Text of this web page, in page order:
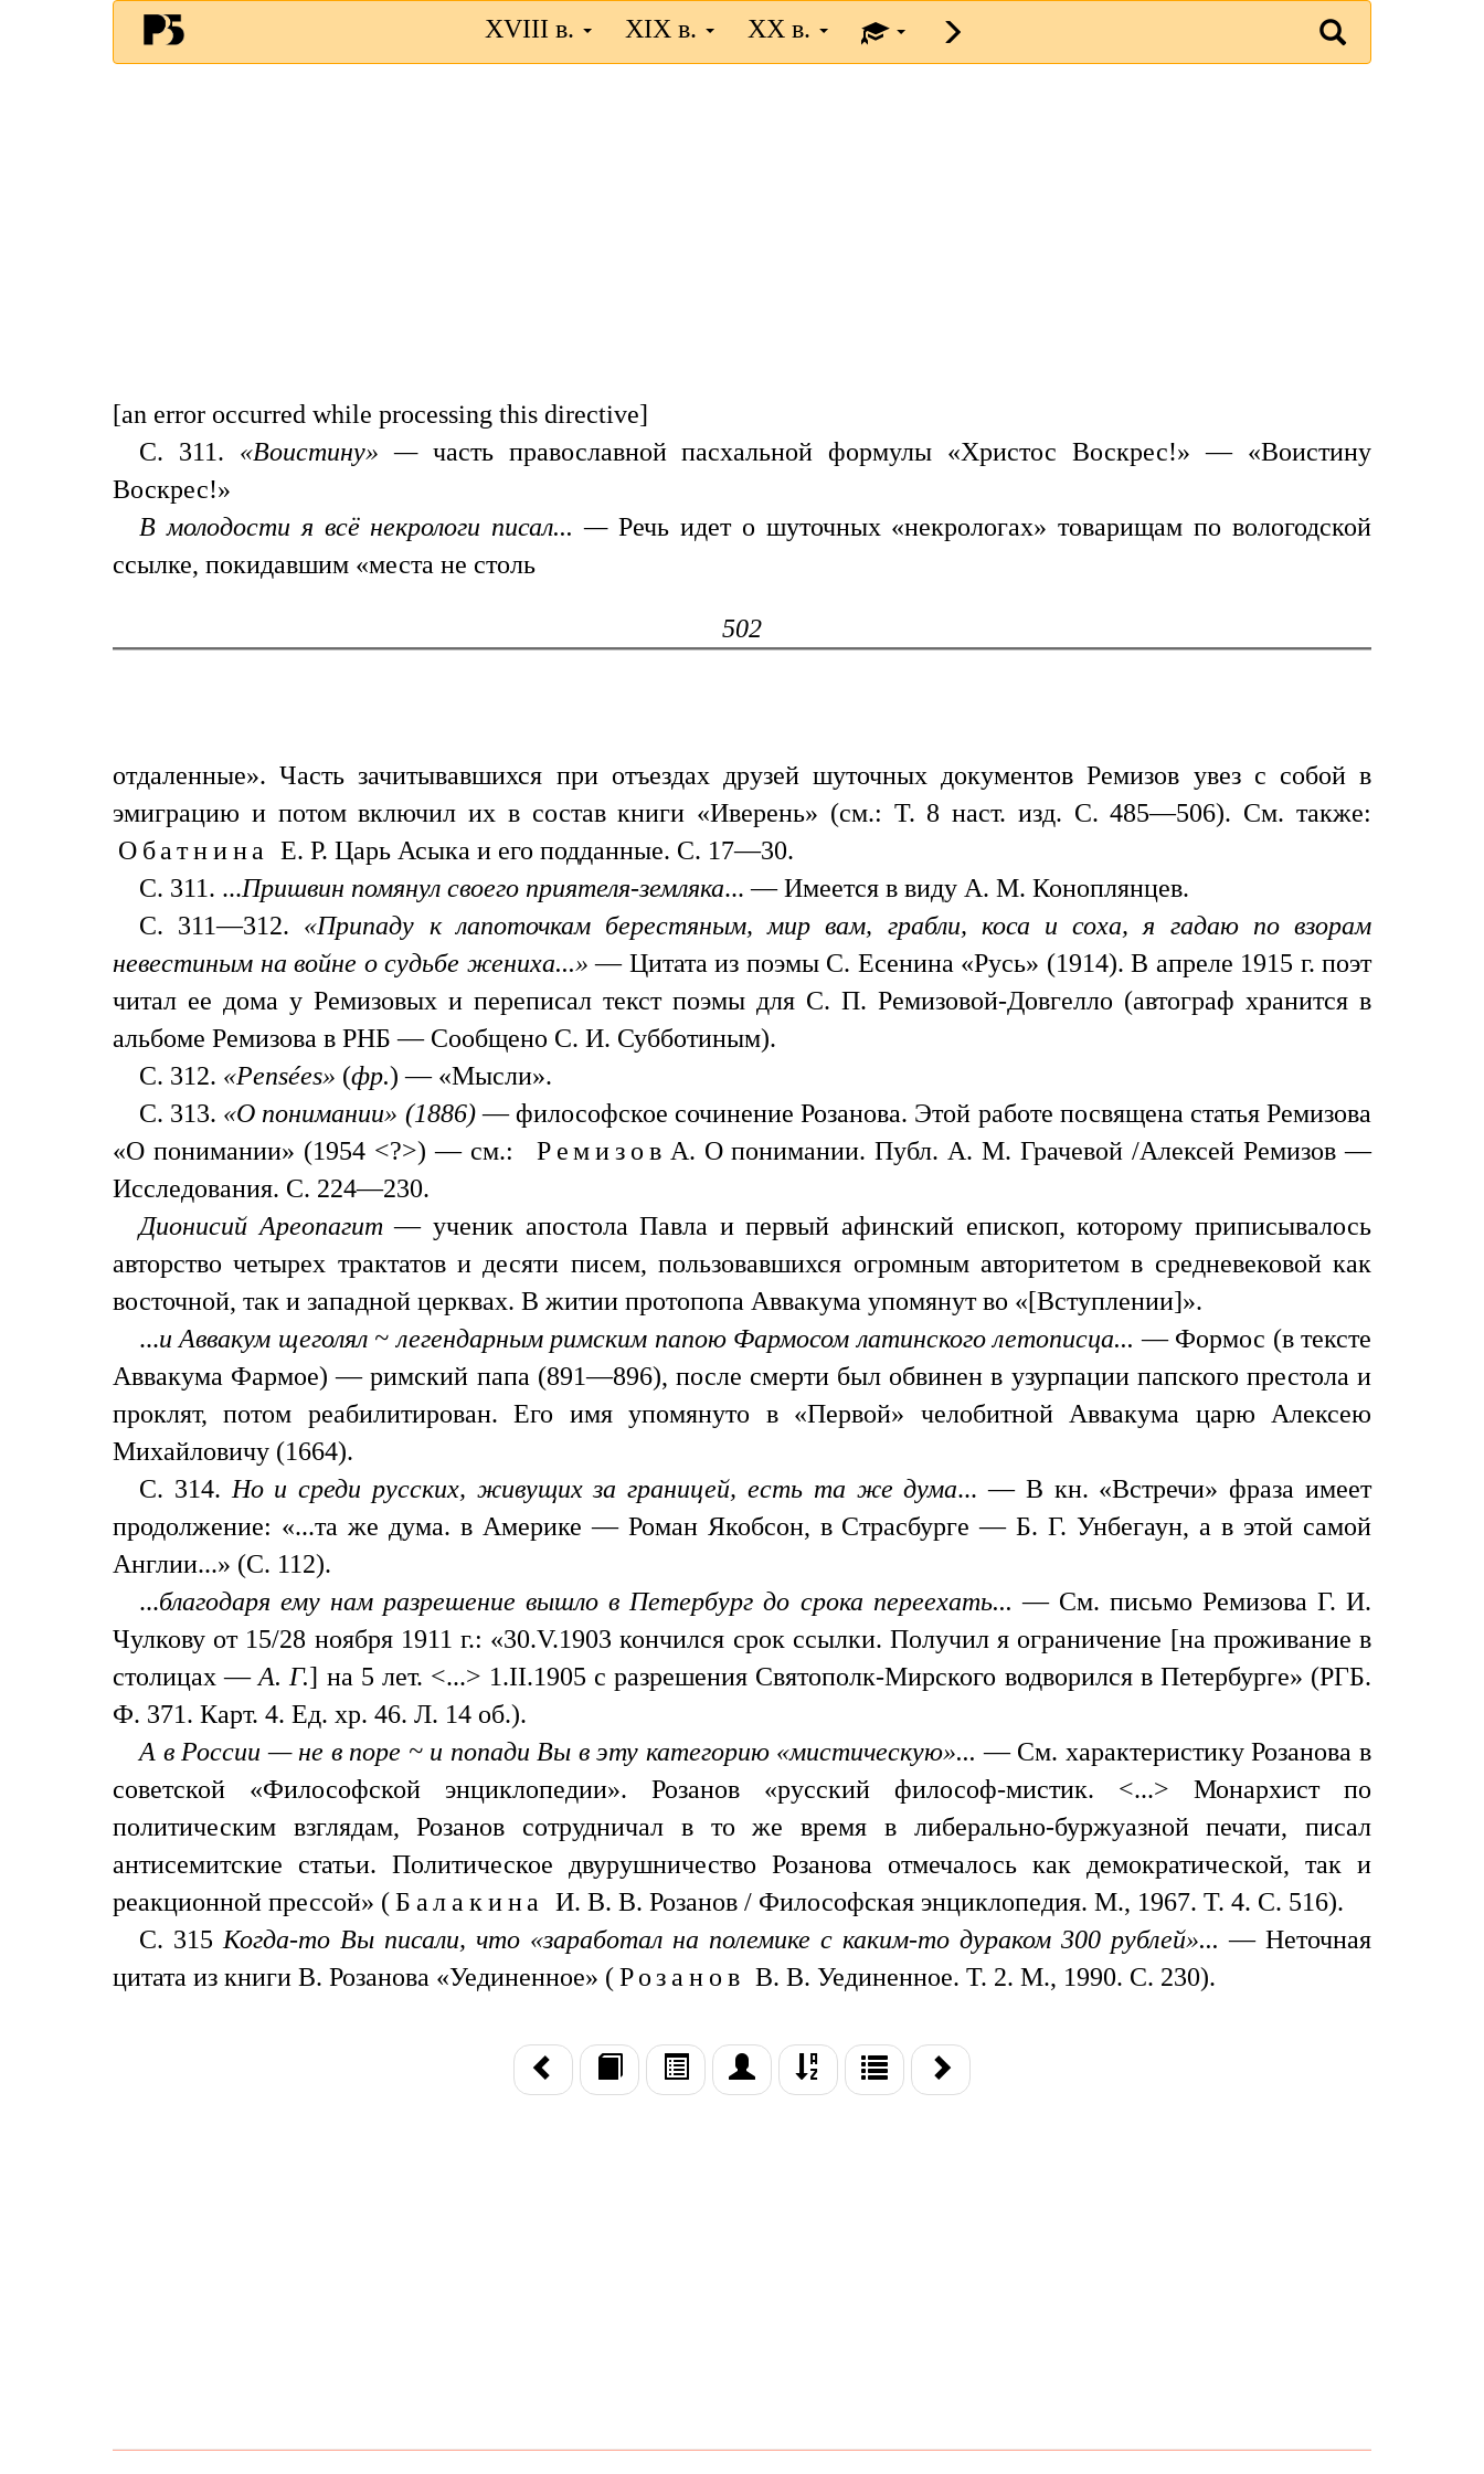
XVIII в. XIX в. XX в.
[an error occurred while processing this directive]
С. 311. «Воистину» — часть православной пасхальной формулы «Христос Воскрес!» — «Воистину
Воскрес!»
В молодости я всё некрологи писал... — Речь идет о шуточных «некрологах» товарищам по вологодской
ссылке, покидавшим «места не столь
502
отдаленные». Часть зачитывавшихся при отъездах друзей шуточных документов Ремизов увез с собой в
эмиграцию и потом включил их в состав книги «Иверень» (см.: Т. 8 наст. изд. С. 485—506). См. также:
ОбатнинаЕ. Р. Царь Асыка и его подданные. С. 17—30.
С. 311. ...Пришвин помянул своего приятеля-земляка... — Имеется в виду А. М. Коноплянцев.
С. 311—312. «Припаду к лапоточкам берестяным, мир вам, грабли, коса и соха, я гадаю по взорам
невестиным на войне о судьбе жениха...» — Цитата из поэмы С. Есенина «Русь» (1914). В апреле 1915 г. поэт
читал ее дома у Ремизовых и переписал текст поэмы для С. П. Ремизовой-Довгелло (автограф хранится в
альбоме Ремизова в РНБ — Сообщено С. И. Субботиным).
С. 312. «Pensées» (фр.) — «Мысли».
С. 313. «О понимании» (1886)— философское сочинение Розанова. Этой работе посвящена статья Ремизова
«О понимании» (1954 <?>) — см.:
РемизовА. О понимании. Публ. А. М. Грачевой /Алексей Ремизов —
Исследования. С. 224—230.
Дионисий Ареопагит — ученик апостола Павла и первый афинский епископ, которому приписывалось
авторство четырех трактатов и десяти писем, пользовавшихся огромным авторитетом в средневековой как
восточной, так и западной церквах. В житии протопопа Аввакума упомянут во «[Вступлении]».
...и Аввакум щеголял ~ легендарным римским папою Фармосом латинского летописца... — Формос (в тексте
Аввакума Фармое) — римский папа (891—896), после смерти был обвинен в узурпации папского престола и
проклят, потом реабилитирован. Его имя упомянуто в «Первой» челобитной Аввакума царю Алексею
Михайловичу (1664).
С. 314. Но и среди русских, живущих за границей, есть та же дума... — В кн. «Встречи» фраза имеет
продолжение: «...та же дума. в Америке — Роман Якобсон, в Страсбурге — Б. Г. Унбегаун, а в этой самой
Англии...» (С. 112).
...благодаря ему нам разрешение вышло в Петербург до срока переехать... — См. письмо Ремизова Г. И.
Чулкову от 15/28 ноября 1911 г.: «30.V.1903 кончился срок ссылки. Получил я ограничение [на проживание в
столицах —А. Г.] на 5 лет. <...> 1.II.1905 с разрешения Святополк-Мирского водворился в Петербурге» (РГБ.
Ф. 371. Карт. 4. Ед. хр. 46. Л. 14 об.).
А в России — не в поре ~ и попади Вы в эту категорию «мистическую»... — См. характеристику Розанова в
советской «Философской энциклопедии». Розанов «русский философ-мистик. <...> Монархист по
политическим взглядам, Розанов сотрудничал в то же время в либерально-буржуазной печати, писал
антисемитские статьи. Политическое двурушничество Розанова отмечалось как демократической, так и
реакционной прессой» (БалакинаИ. В. В. Розанов / Философская энциклопедия. М., 1967. Т. 4. С. 516).
С. 315 Когда-то Вы писали, что «заработал на полемике с каким-то дураком 300 рублей»... — Неточная
цитата из книги В. Розанова «Уединенное» (РозановВ. В. Уединенное. Т. 2. М., 1990. С. 230).